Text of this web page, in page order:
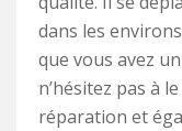
dans les
que vous avez
n’hésitez pas à
réparation et